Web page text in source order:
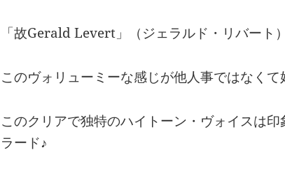
「故Gerald Levert」（ジェラルド・リバート
このヴォリューミーな感じが他人事ではなくて
このクリアで独特のハイトーン・ヴォイスは
ラード♪